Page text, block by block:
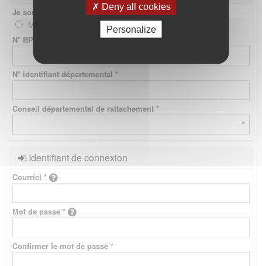
Deny all cookies
Personalize
Je souhaite créer un compte *
Médecin
Etudiant
N° RPPS *
N° identifiant départemental *
Conseil départemental de rattachement *
Identifiant de connexion
Courriel *
Mot de passe *
Confirmer le mot de passe *